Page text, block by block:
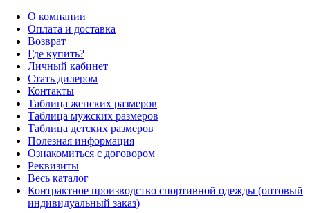
О компании
Оплата и доставка
Возврат
Где купить?
Личный кабинет
Стать дилером
Контакты
Таблица женских размеров
Таблица мужских размеров
Таблица детских размеров
Полезная информация
Ознакомиться с договором
Реквизиты
Весь каталог
Контрактное производство спортивной одежды (оптовый
индивидуальный заказ)